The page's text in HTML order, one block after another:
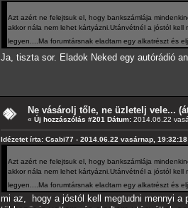
Azt azért ne felejtsuk el, hogy bankszámlája
akkor nála nem lehet kártyázni.Utánvétnél a jóstól
legyen....Ma forumtársnak eladtam egy alkatrészt és
Ja, tiszta sor. Eladok Neked egy autórádió
Ne vásárolj tőle, ne üzletelj vele...
« Új hozzászólás #201 Dátum: 2014.06.22
Idézetet írta: Csabi77 - 2014.06.22 vasárnap, 19:32:18
Azt azért ne felejtsuk el, hogy bankszámlája
akkor nála nem lehet kártyázni.Utánvétnél a jóstól
legyen....Ma forumtársnak eladtam egy alkatrészt és
mi az, hogy a jóstól kell megtudni mennyi a